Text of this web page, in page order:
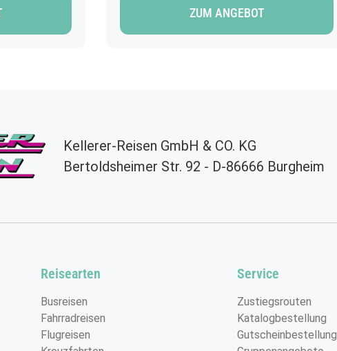
©Konstantin Yuganov - stock.adobe.com
ZUM ANGEBOT
Kellerer-Reisen GmbH & CO. KG
Bertoldsheimer Str. 92 - D-86666 Burgheim
Reisearten
Busreisen
Fahrradreisen
Flugreisen
Service
Zustiegsrouten
Katalogbestellung
Gutscheinbestellung